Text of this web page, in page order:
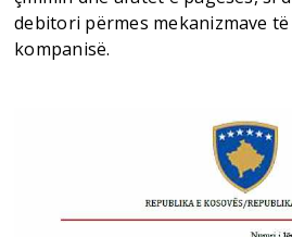
debitori përmes mekanizmave
kompanisë.